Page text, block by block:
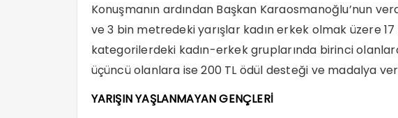
Konuşmanın ardından Başkan Karaosmanoğlu’nun
ve 3 bin metredeki yarışlar kadın erkek olmak üzere
kategorilerdeki kadın-erkek gruplarında birinci
üçüncü olanlara ise 200 TL ödül desteği ve madalya
YARIŞIN YAŞLANMAYAN GENÇLERİ